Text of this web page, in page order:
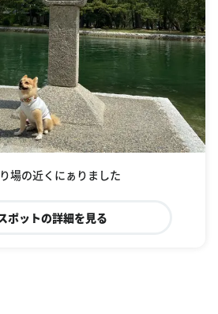
場の近くにぁりました
ポットの詳細を見る